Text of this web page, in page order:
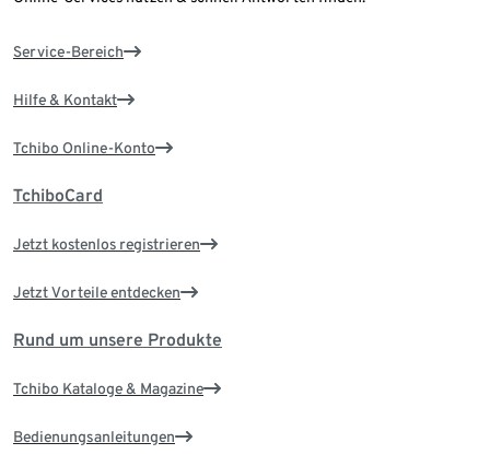
Service-Bereich
Hilfe & Kontakt
Tchibo Online-Konto
TchiboCard
Jetzt kostenlos registrieren
Jetzt Vorteile entdecken
Rund um unsere Produkte
Tchibo Kataloge & Magazine
Bedienungsanleitungen